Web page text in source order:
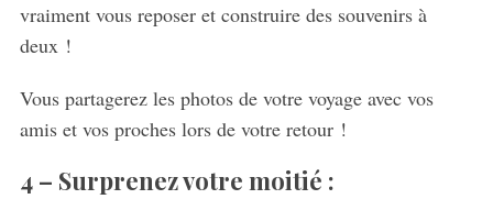
vraiment vous reposer et construire des souvenirs à
deux !
Vous partagerez les photos de votre voyage avec vos
amis et vos proches lors de votre retour !
4 – Surprenez votre moitié :